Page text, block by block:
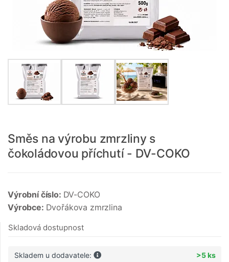
Směs na výrobu zmrzliny s
čokoládovou příchutí - DV-COKO
Výrobní číslo: DV-COKO
Výrobce: Dvořákova zmrzlina
Skladová dostupnost
Skladem u dodavatele: >5 ks